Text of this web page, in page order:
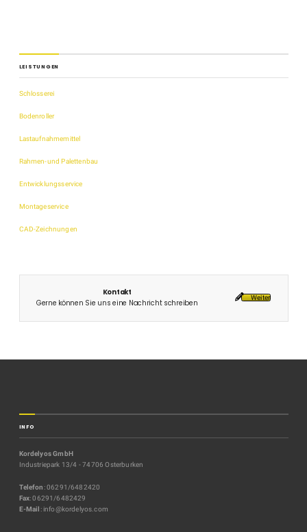
LEISTUNGEN
Schlosserei
Bodenroller
Lastaufnahmemittel
Rahmen-und Palettenbau
Entwicklungsservice
Montageservice
CAD-Zeichnungen
Kontakt
Gerne können Sie uns eine Nachricht schreiben
Weiter
INFO
Kordelyos GmbH
Industriepark 13/4 - 74706 Osterburken
Telefon : 06291/6482420
Fax: 06291/6482429
E-Mail : info@kordelyos.com